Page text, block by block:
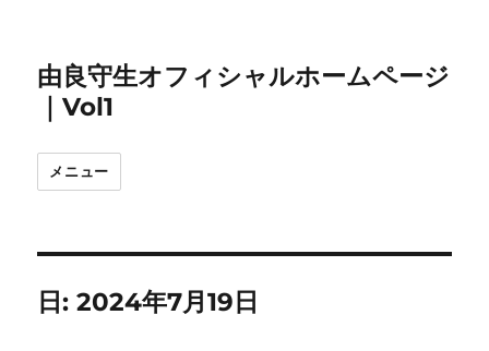
由良守生オフィシャルホームページ
｜Vol1
メニュー
日:2024年7月19日